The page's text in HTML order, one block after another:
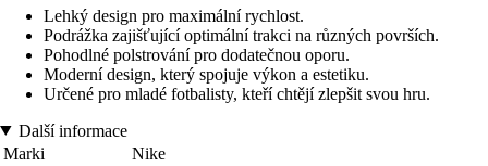
Lehký design pro maximální rychlost.
Podrážka zajišťující optimální trakci na různých površích.
Pohodlné polstrování pro dodatečnou oporu.
Moderní design, který spojuje výkon a estetiku.
Určené pro mladé fotbalisty, kteří chtějí zlepšit svou hru.
Další informace
Marki
Nike